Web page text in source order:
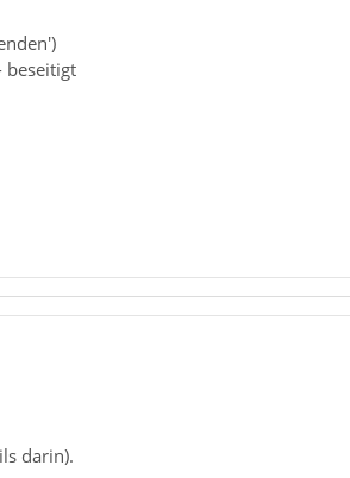
beseitigt
darin).